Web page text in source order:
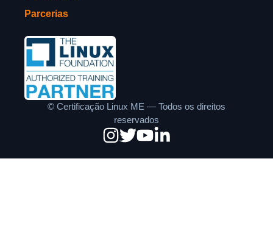
Parcerias
© Certificação Linux ME — Todos os direitos
reservados